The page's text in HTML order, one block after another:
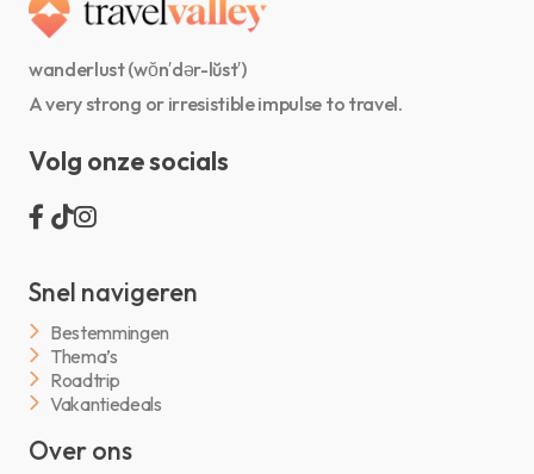
wanderlust (wŏn′dər-lŭst′)
A very strong or irresistible impulse to travel.
Volg onze socials
Snel navigeren
Bestemmingen
Thema’s
Roadtrip
Vakantiedeals
Over ons